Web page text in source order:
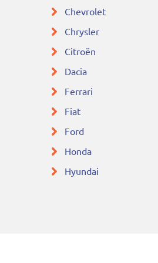
Chevrolet
Chrysler
Citroën
Dacia
Ferrari
Fiat
Ford
Honda
Hyundai